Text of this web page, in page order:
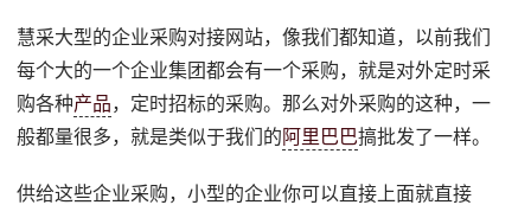
慧采大型的企业采购对接网站，像我们都知道，以前我们
每个大的一个企业集团都会有一个采购，就是对外定时采
购各种产品，定时招标的采购。那么对外采购的这种，一
般都量很多，就是类似于我们的 阿里巴巴搞批发了一样。
供给这些企业采购，小型的企业你可以直接上面就直接